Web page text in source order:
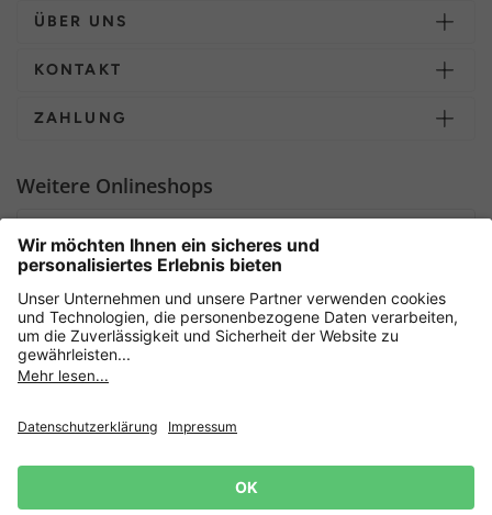
ÜBER UNS
KONTAKT
ZAHLUNG
Weitere Onlineshops
Sicher einkaufen mit
Widerrufsrecht
Impressum
Newsletter
Jetzt